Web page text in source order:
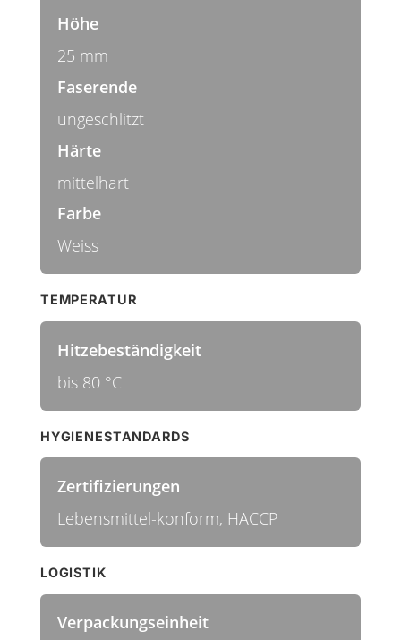
Höhe
25 mm
Faserende
ungeschlitzt
Härte
mittelhart
Farbe
Weiss
TEMPERATUR
Hitzebeständigkeit
bis 80 °C
HYGIENESTANDARDS
Zertifizierungen
Lebensmittel-konform, HACCP
LOGISTIK
Verpackungseinheit